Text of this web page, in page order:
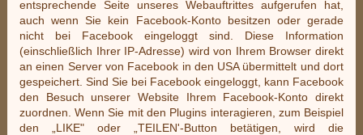
entsprechende Seite unseres Webauftrittes aufgerufen hat,
auch wenn Sie kein Facebook-Konto besitzen oder gerade
nicht bei Facebook eingeloggt sind. Diese Information
(einschließlich Ihrer IP-Adresse) wird von Ihrem Browser direkt
an einen Server von Facebook in den USA übermittelt und dort
gespeichert. Sind Sie bei Facebook eingeloggt, kann Facebook
den Besuch unserer Website Ihrem Facebook-Konto direkt
zuordnen. Wenn Sie mit den Plugins interagieren, zum Beispiel
den „LIKE" oder „TEILEN'-Button betätigen, wird die